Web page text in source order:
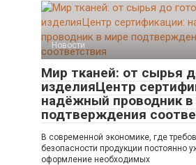
Новости
Мир тканей: от сырья
изделияЦентр
надёжный проводник
подтверждения
В современной экономике, где
безопасности продукции постоянно
оформление необходимых